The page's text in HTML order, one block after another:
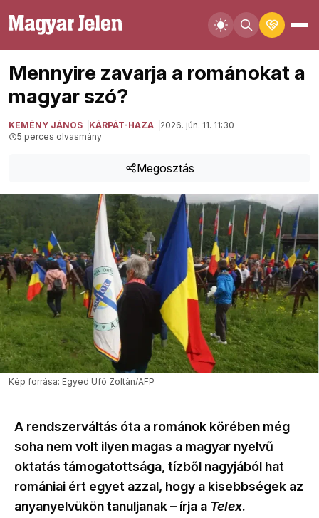
Mennyire zavarja a románokat a
magyar szó?
KEMÉNY JÁNOS KÁRPÁT-HAZA
2026. jún. 11. 11:30
5 perces olvasmány
Megosztás
Kép forrása: Egyed Ufó Zoltán/AFP
A rendszerváltás óta a románok körében még
soha nem volt ilyen magas a magyar nyelvű
oktatás támogatottsága, tízből nagyjából hat
romániai ért egyet azzal, hogy a kisebbségek az
anyanyelvükön tanuljanak – írja a Telex.